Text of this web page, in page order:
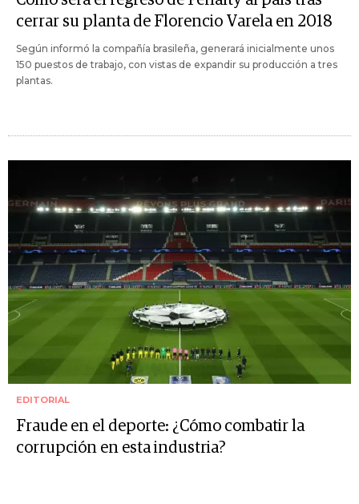
cerrar su planta de Florencio Varela en 2018
Según informó la compañía brasileña, generará inicialmente unos
150 puestos de trabajo, con vistas de expandir su producción a tres
plantas.
EDITORIAL
Fraude en el deporte: ¿Cómo combatir la
corrupción en esta industria?